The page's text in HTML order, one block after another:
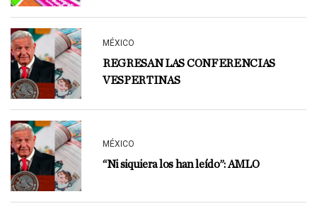
MÉXICO
REGRESAN LAS CONFERENCIAS
VESPERTINAS
MÉXICO
“Ni siquiera los han leído”: AMLO